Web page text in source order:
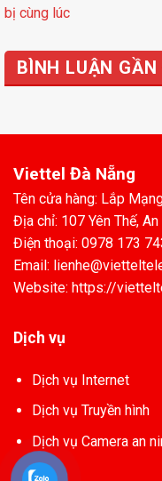
bị cùng lúc
BÌNH LUẬN
Viettel Đà Nẵng
Tên cửa hàng: Lắp
Địa chỉ: 107 Yên Thế,
Điện thoại: 0978 173
Email:
Website: https://
Dịch vụ
Dịch vụ Internet
Dịch vụ Truyền hình
Dịch vụ Camera an